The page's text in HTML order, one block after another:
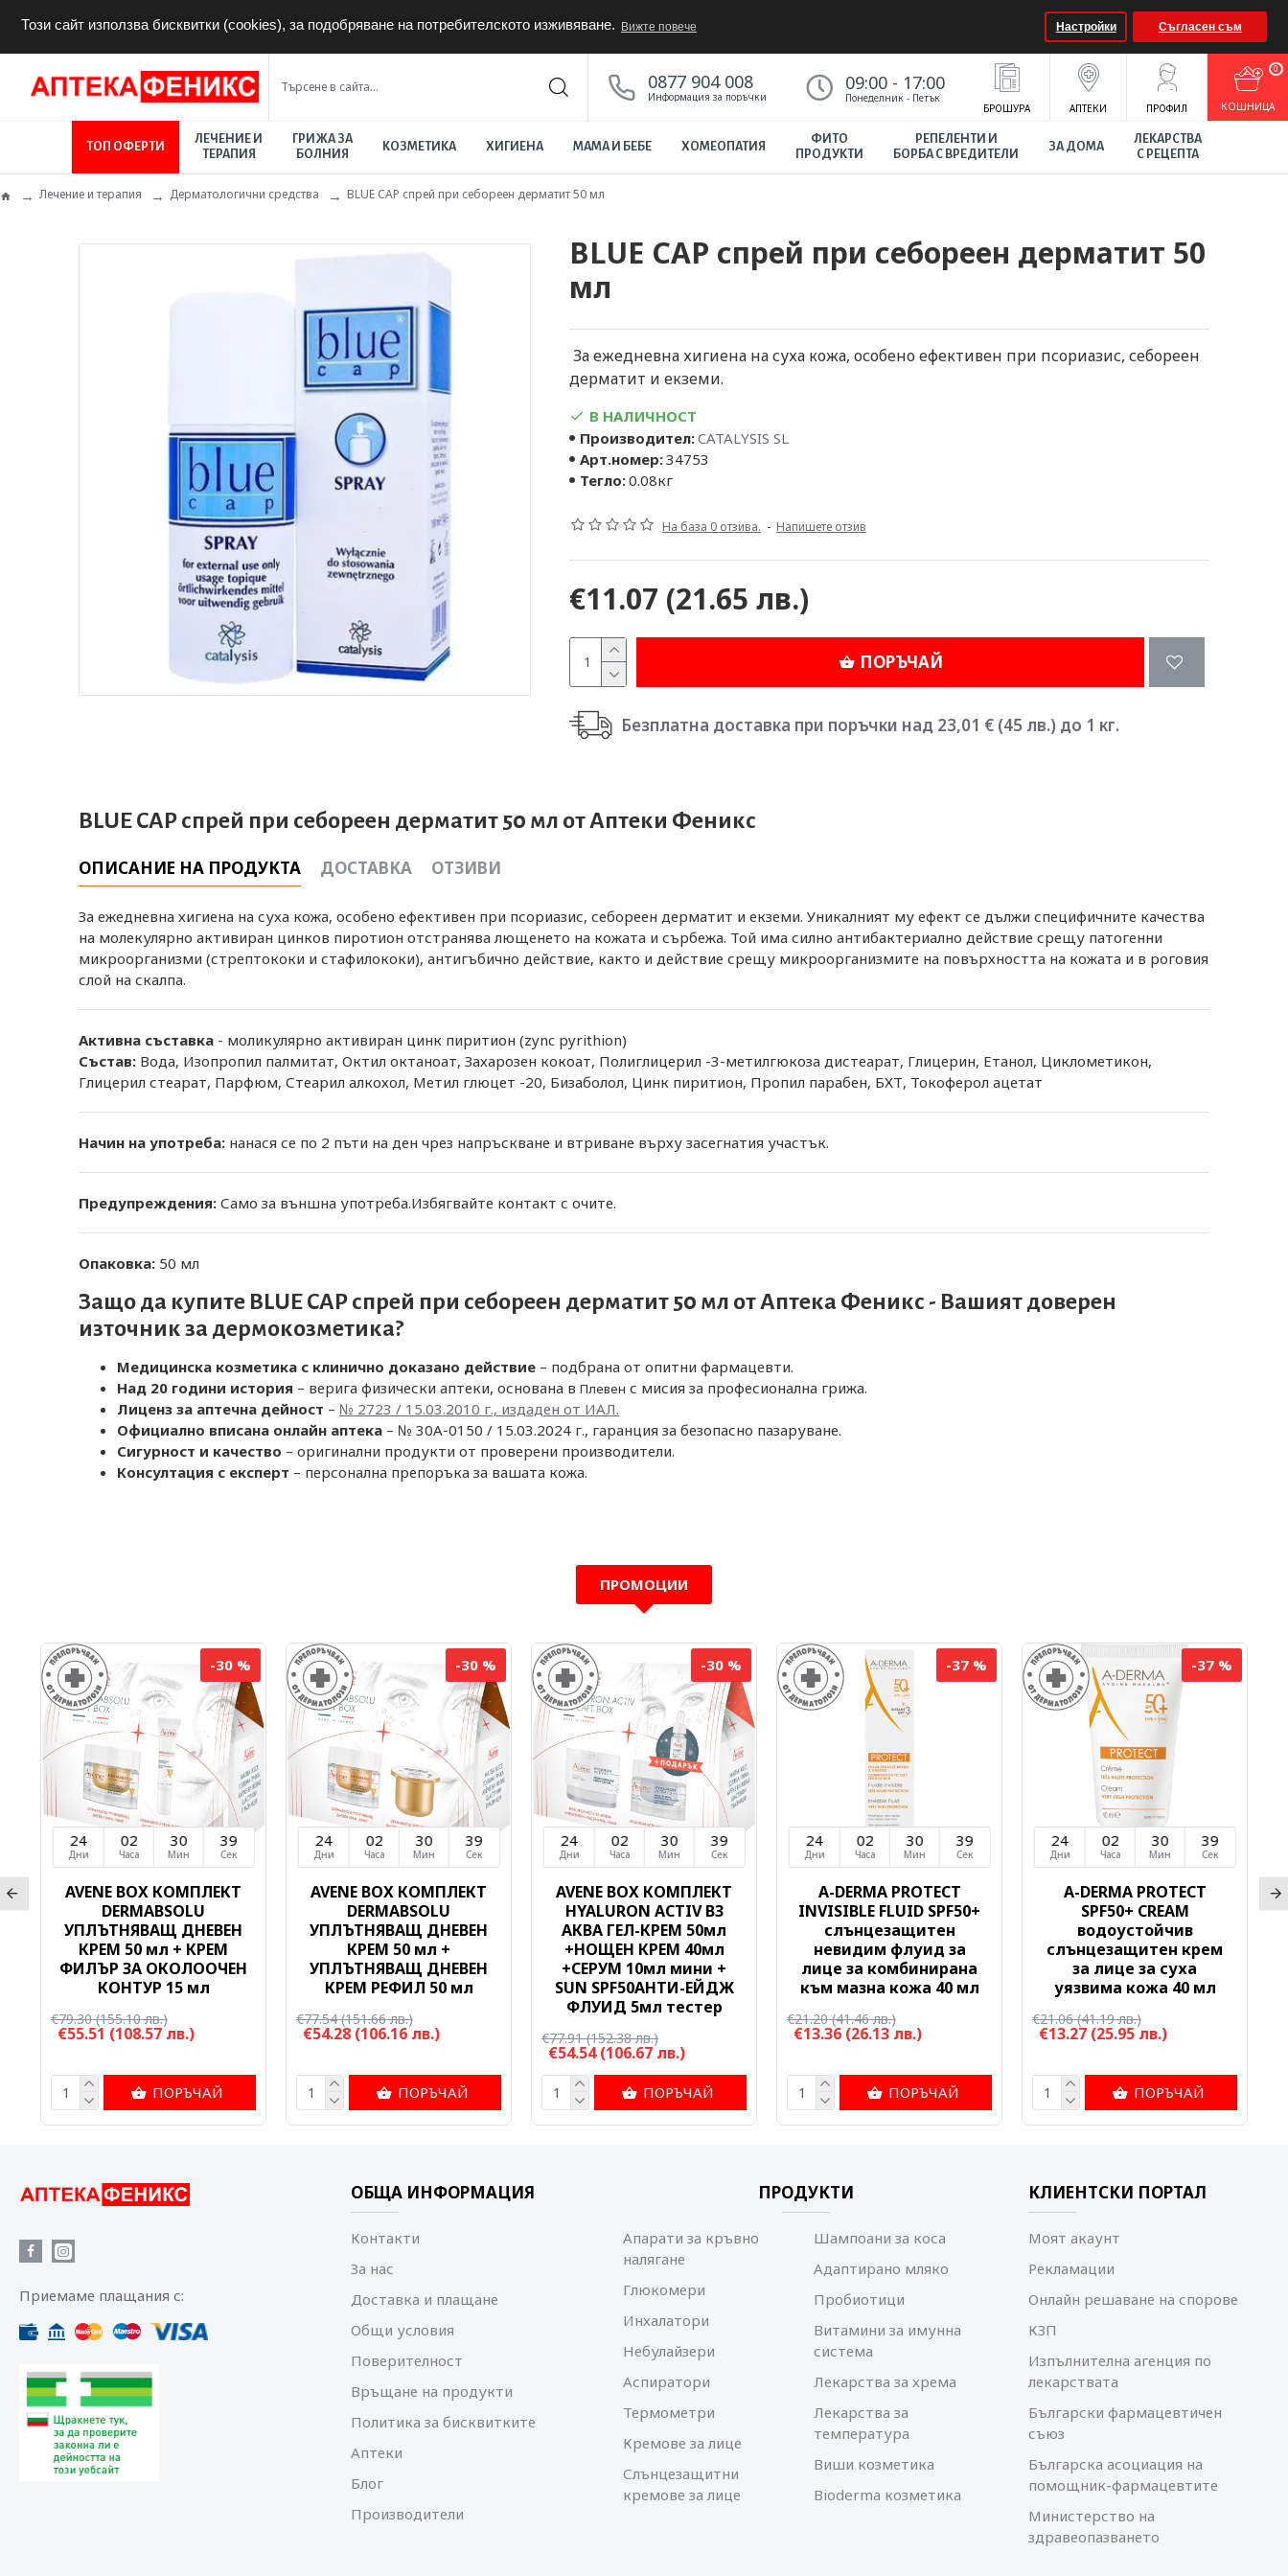
Този сайт използва бисквитки (cookies), за подобряване на потребителското изживяване. Вижте повече Настройки Съгласен съм
0877 904 008
Информация за поръчки
09:00 - 17:00
Понеделник - Петък
БРОШУРА АПТЕКИ ПРОФИЛ КOШНИЦА
0
ТОП ОФЕРТИ
ЛЕЧЕНИЕ И
ТЕРАПИЯ
ГРИЖА ЗА
БОЛНИЯ
КОЗМЕТИКА ХИГИЕНА МАМА И БЕБЕ ХОМЕОПАТИЯ
ФИТО
ПРОДУКТИ
РЕПЕЛЕНТИ И
БОРБА С ВРЕДИТЕЛИ
ЗА ДОМА
ЛЕКАРСТВА
С РЕЦЕПТА
Лечение и терапия Дерматологични средства BLUE CAP спрей при себореен дерматит 50 мл
BLUE CAP спрей при себореен дерматит 50
мл
В НАЛИЧНОСТ
Производител:CATALYSIS SL
Арт.номер:34753
Тегло:0.08кг
На база 0 отзива. - Напишете отзив
€11.07 (21.65 лв.)
ПОРЪЧАЙ
За ежедневна хигиена на суха кожа, особено ефективен при псориазис, себореен
дерматит и екземи.
Безплатна доставка при поръчки над 23,01 € (45 лв.) до 1 кг.
BLUE CAP спрей при себореен дерматит 50 мл от Аптеки Феникс
ОПИСАНИЕ НА ПРОДУКТА ДОСТАВКА ОТЗИВИ
За ежедневна хигиена на суха кожа, особено ефективен при псориазис, себореен дерматит и екземи. Уникалният му ефект се дължи специфичните качества
на молекулярно активиран цинков пиротион отстранява лющенето на кожата и сърбежа. Той има силно антибактериално действие срещу патогенни
микроорганизми (стрептококи и стафилококи), антигъбично действие, както и действие срещу микроорганизмите на повърхността на кожата и в роговия
слой на скалпа.
Активна съставка - моликулярно активиран цинк пиритион (zync pyrithion)
Състав: Вода, Изопропил палмитат, Октил октаноат, Захарозен кокоат, Полиглицерил -3-метилгюкоза дистеарат, Глицерин, Етанол, Циклометикон,
Глицерил стеарат, Парфюм, Стеарил алкохол, Метил глюцет -20, Бизаболол, Цинк пиритион, Пропил парабен, БХТ, Токоферол ацетат
Начин на употреба: нанася се по 2 пъти на ден чрез напръскване и втриване върху засегнатия участък.
Предупреждения: Само за външна употреба.Избягвайте контакт с очите.
Опаковка: 50 мл
Защо да купите BLUE CAP спрей при себореен дерматит 50 мл отАптека Феникс - Вашият доверен
източник за дермокозметика?
Медицинска козметика с клинично доказано действие – подбрана от опитни фармацевти.
Над 20 години история – верига физически аптеки, основана в Плевен с мисия за професионална грижа.
Лиценз за аптечна дейност – № 2723 / 15.03.2010 г., издаден от ИАЛ.
Официално вписана онлайн аптека – № 30A-0150 / 15.03.2024 г., гаранция за безопасно пазаруване.
Сигурност и качество – оригинални продукти от проверени производители.
Консултация с експерт – персонална препоръка за вашата кожа.
ПРОМОЦИИ
-30 %
24
Дни
02
Часа
30
Мин
38
Сек
AVENE BOX КОМПЛЕКТ
DERMABSOLU
УПЛЪТНЯВАЩ ДНЕВЕН
КРЕМ 50 мл + КРЕМ
ФИЛЪР ЗА ОКОЛООЧЕН
КОНТУР 15 мл
€55.51 (108.57 лв.)
€79.30(155.10 лв.)
ПОРЪЧАЙ
-30 %
24
Дни
02
Часа
30
Мин
38
Сек
AVENE BOX КОМПЛЕКТ
DERMABSOLU
УПЛЪТНЯВАЩ ДНЕВЕН
КРЕМ 50 мл +
УПЛЪТНЯВАЩ ДНЕВЕН
КРЕМ РЕФИЛ 50 мл
€54.28 (106.16 лв.)
€77.54(151.66 лв.)
ПОРЪЧАЙ
-30 %
24
Дни
02
Часа
30
Мин
38
Сек
AVENE BOX КОМПЛЕКТ
HYALURON ACTIV B3
АКВА ГЕЛ-КРЕМ 50мл
+НОЩЕН КРЕМ 40мл
+СЕРУМ 10мл мини +
SUN SPF50АНТИ-ЕЙДЖ
ФЛУИД 5мл тестер
€54.54(106.67 лв.)
€77.91(152.38 лв.)
ПОРЪЧАЙ
-37 %
24
Дни
02
Часа
30
Мин
38
Сек
A-DERMA PROTECT
INVISIBLE FLUID SPF50+
слънцезащитен
невидим флуид за
лице за комбинирана
към мазна кожа 40 мл
€13.36 (26.13 лв.)
€21.20(41.46 лв.)
ПОРЪЧАЙ
-37 %
24
Дни
02
Часа
30
Мин
38
Сек
A-DERMA PROTECT
SPF50+ CREAM
водоустойчив
слънцезащитен крем
за лице за суха
уязвима кожа 40 мл
€13.27 (25.95 лв.)
€21.06(41.19 лв.)
ПОРЪЧАЙ
Приемаме плащания с:
ОБЩА ИНФОРМАЦИЯ
Контакти
За нас
Доставка и плащане
Общи условия
Поверителност
Връщане на продукти
Политика за бисквитките
Аптеки
Блог
Производители
ПРОДУКТИ
Апарати за кръвно
налягане
Глюкомери
Инхалатори
Небулайзери
Аспиратори
Термометри
Кремове за лице
Слънцезащитни
кремове за лице
Шампоани за коса
Адаптирано мляко
Пробиотици
Витамини за имунна
система
Лекарства за хрема
Лекарства за
температура
Виши козметика
Bioderma козметика
КЛИЕНТСКИ ПОРТАЛ
Моят акаунт
Рекламации
Онлайн решаване на спорове
КЗП
Изпълнителна агенция по
лекарствата
Български фармацевтичен
съюз
Българска асоциация на
помощник-фармацевтите
Министерство на
здравеопазването